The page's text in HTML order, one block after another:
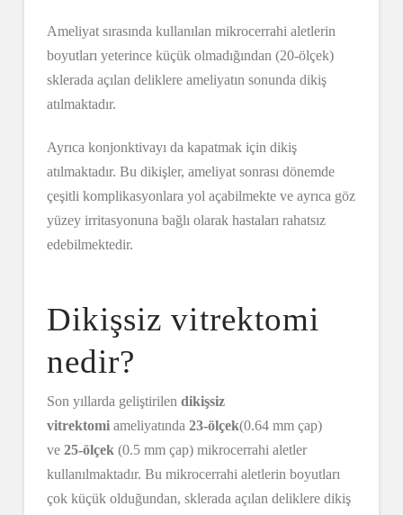
Ameliyat sırasında kullanılan mikrocerrahi aletlerin
boyutları yeterince küçük olmadığından (20-ölçek)
sklerada açılan deliklere ameliyatın sonunda dikiş
atılmaktadır.
Ayrıca konjonktivayı da kapatmak için dikiş
atılmaktadır. Bu dikişler, ameliyat sonrası dönemde
çeşitli komplikasyonlara yol açabilmekte ve ayrıca göz
yüzey irritasyonuna bağlı olarak hastaları rahatsız
edebilmektedir.
Dikişsiz vitrektomi
nedir?
Son yıllarda geliştirilen dikişsiz
vitrektomi ameliyatında 23-ölçek(0.64 mm çap)
ve 25-ölçek (0.5 mm çap) mikrocerrahi aletler
kullanılmaktadır. Bu mikrocerrahi aletlerin boyutları
çok küçük olduğundan, sklerada açılan deliklere dikiş